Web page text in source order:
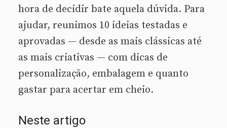
hora de decidir bate aquela dúvida. Para
ajudar, reunimos 10 ideias testadas e
aprovadas — desde as mais clássicas até
as mais criativas — com dicas de
personalização, embalagem e quanto
gastar para acertar em cheio.
Neste artigo